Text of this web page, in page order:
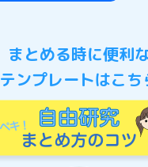
まとめる時に便利
テンプレートはこち